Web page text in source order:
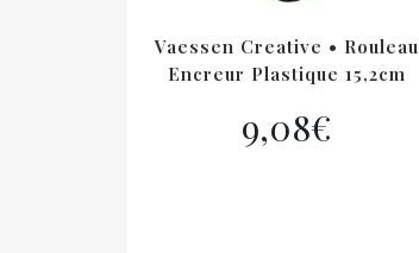
Vaessen Creative • Rouleau
Encreur Plastique 15,2cm
9,08€